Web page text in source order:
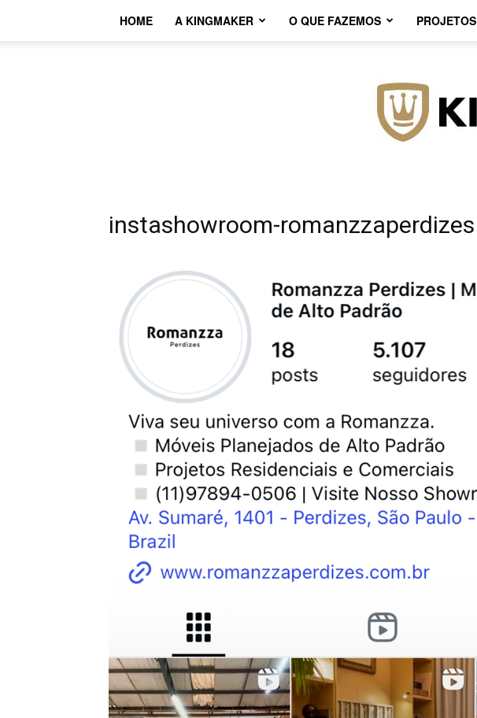
HOME A KINGMAKER O QUE FAZEMOS PROJETOS
instashowroom-romanzzaperdizes